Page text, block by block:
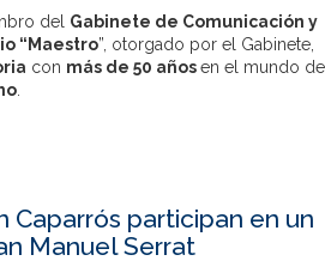
del Gabinete de Comunicación y
“Maestro”, otorgado por el Gabinete,
con más de 50 añosen el mundo de
.
Caparrós participan en un
Manuel Serrat